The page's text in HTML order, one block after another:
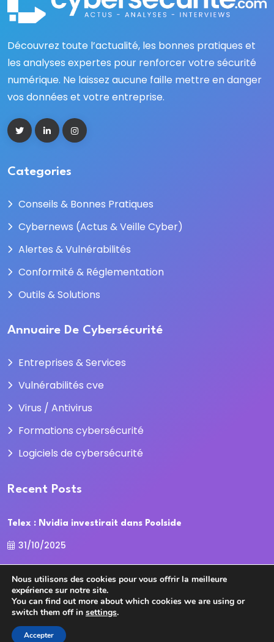
Découvrez toute l’actualité, les bonnes pratiques et
les analyses expertes pour renforcer votre sécurité
numérique. Ne laissez aucune faille mettre en danger
vos données et votre entreprise.
Categories
Conseils & Bonnes Pratiques
Cybernews (Actus & Veille Cyber)
Alertes & Vulnérabilités
Conformité & Réglementation
Outils & Solutions
Annuaire De Cybersécurité
Entreprises & Services
Vulnérabilités cve
Virus / Antivirus
Formations cybersécurité
Logiciels de cybersécurité
Recent Posts
Telex : Nvidia investirait dans Poolside
31/10/2025
La Cour des comptes recadre la
31/10/2025
Nous utilisons des cookies pour vous offrir la meilleure
expérience sur notre site.
You can find out more about which cookies we are using or
switch them off in settings.
Accepter